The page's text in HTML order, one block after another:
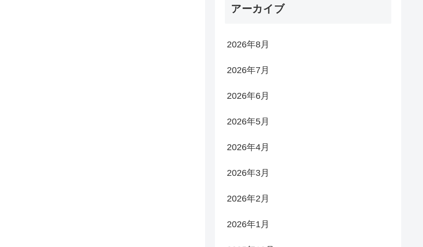
アーカイブ
2026年8月
2026年7月
2026年6月
2026年5月
2026年4月
2026年3月
2026年2月
2026年1月